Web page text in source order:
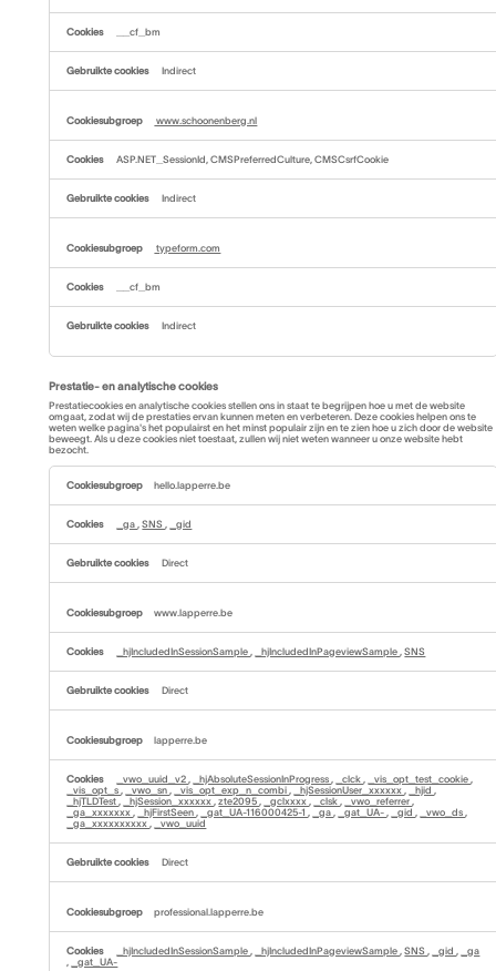
__cf_bm
Indirect
www.schoonenberg.nl
ASP.NET_SessionId, CMSPreferredCulture, CMSCsrfCookie
Indirect
typeform.com
__cf_bm
Indirect
Prestatie- en analytische cookies
Prestatiecookies en analytische cookies stellen ons in staat te begrijpen hoe u met de website
omgaat, zodat wij de prestaties ervan kunnen meten en verbeteren. Deze cookies helpen ons te
weten welke pagina's het populairst en het minst populair zijn en te zien hoe u zich door de website
beweegt. Als u deze cookies niet toestaat, zullen wij niet weten wanneer u onze website hebt
bezocht.
Prestatie-
cookies
hello.lapperre.be
_ga,SNS, _gid
Direct
www.lapperre.be
_hjIncludedInSessionSample, _hjIncludedInPageviewSample,SNS
Direct
lapperre.be
_vwo_uuid_v2, _hjAbsoluteSessionInProgress, _clck, _vis_opt_test_cookie,
_vis_opt_s, _vwo_sn, _vis_opt_exp_n_combi, _hjSessionUser_xxxxxx, _hjid,
_hjTLDTest, _hjSession_xxxxxx,zte2095, _gclxxxx, _clsk, _vwo_referrer,
_ga_xxxxxxx, _hjFirstSeen, _gat_UA-116000425-1, _ga, _gat_UA-, _gid, _vwo_ds,
_ga_xxxxxxxxxx, _vwo_uuid
Direct
professional.lapperre.be
_hjIncludedInSessionSample, _hjIncludedInPageviewSample,SNS, _gid,
_ga
,
_gat_UA-